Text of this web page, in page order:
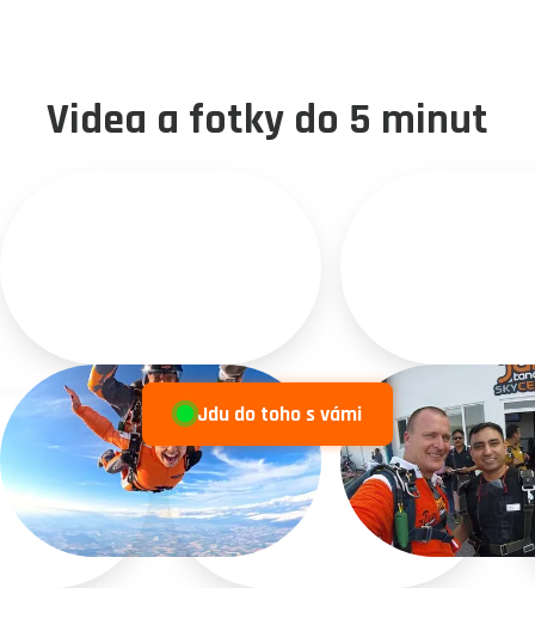
Videa a fotky do 5 minut
Jdu do toho s vámi